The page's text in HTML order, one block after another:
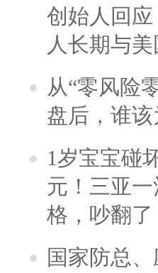
创始人回
人长期与
从“零风险
盘后，谁
1岁宝宝碰
元！三亚
格，吵翻了
国家防总